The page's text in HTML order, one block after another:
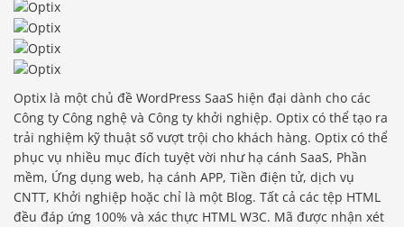
Optix là một chủ đề WordPress SaaS hiện đại dành cho các
Công ty Công nghệ và Công ty khởi nghiệp. Optix có thể tạo ra
trải nghiệm kỹ thuật số vượt trội cho khách hàng. Optix có thể
phục vụ nhiều mục đích tuyệt vời như hạ cánh SaaS, Phần
mềm, Ứng dụng web, hạ cánh APP, Tiền điện tử, dịch vụ
CNTT, Khởi nghiệp hoặc chỉ là một Blog. Tất cả các tệp HTML
đều đáp ứng 100% và xác thực HTML W3C. Mã được nhận xét